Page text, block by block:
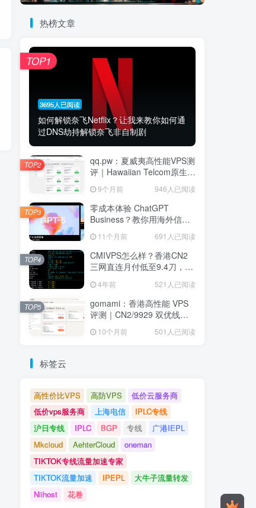
热榜文章
3695人已阅读
如何解锁奈飞Netflix？让我来教你如何通
过DNS劫持解锁奈飞非自制剧
TOP1
qq.pw：夏威夷高性能VPS测
评｜Hawaiian Telcom原生家
宽IP节点，Ryzen 9 7940HS
八核强劲性能与跨太平洋网
络延迟深度解析
9个月前 946人已阅读
TOP2
零成本体验 ChatGPT
Business？教你用海外信用
卡白嫖首月
11个月前 691人已阅读
TOP3
CMIVPS怎么样？香港CN2
三网直连月付低至9.4刀，堪
4年前 521人已阅读
TOP4
gomami：香港高性能 VPS
评测｜CN2/9929 双优线
节点全面解析
10个月前 501人已阅读
TOP5
标签云
高性价比VPS 高防VPS
低价云服务商
低价vps服务商
上海电信
IPLC专线
沪日专线
IPLC BGP 专线
广港IEPL
Mkcloud
AehterCloud
oneman
TIKTOK专线流量加速专家
TIKTOK流量加速
IPEPL
大牛子流量转发
Niihost
花卷